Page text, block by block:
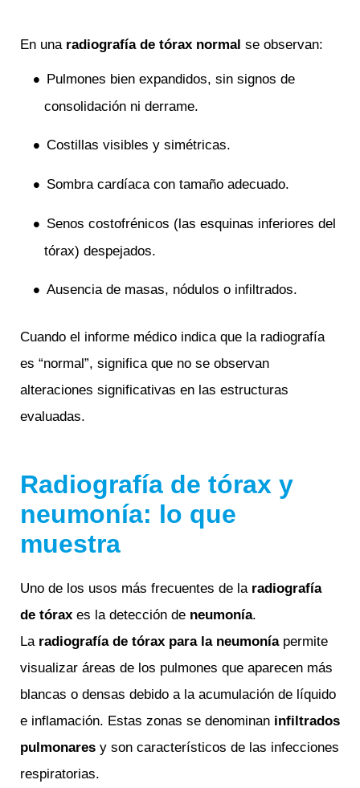
En una radiografía de tórax normal se observan:
Pulmones bien expandidos, sin signos de
consolidación ni derrame.
Costillas visibles y simétricas.
Sombra cardíaca con tamaño adecuado.
Senos costofrénicos (las esquinas inferiores del
tórax) despejados.
Ausencia de masas, nódulos o infiltrados.
Cuando el informe médico indica que la radiografía
es “normal”, significa que no se observan
alteraciones significativas en las estructuras
evaluadas.
Radiografía de tórax y
neumonía: lo que
muestra
Uno de los usos más frecuentes de la radiografía
de tórax es la detección de neumonía.
La radiografía de tórax para la neumoníapermite
visualizar áreas de los pulmones que aparecen más
blancas o densas debido a la acumulación de líquido
e inflamación. Estas zonas se denominan infiltrados
pulmonares y son característicos de las infecciones
respiratorias.